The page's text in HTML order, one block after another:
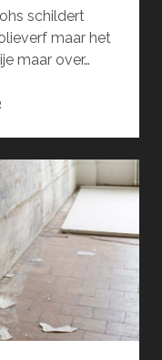
schildert
maar het
maar over…
VAN
PETER
ROHS